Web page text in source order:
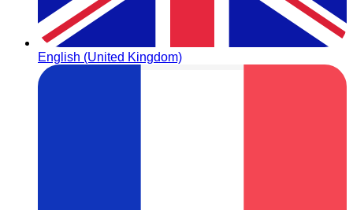
English (United Kingdom)